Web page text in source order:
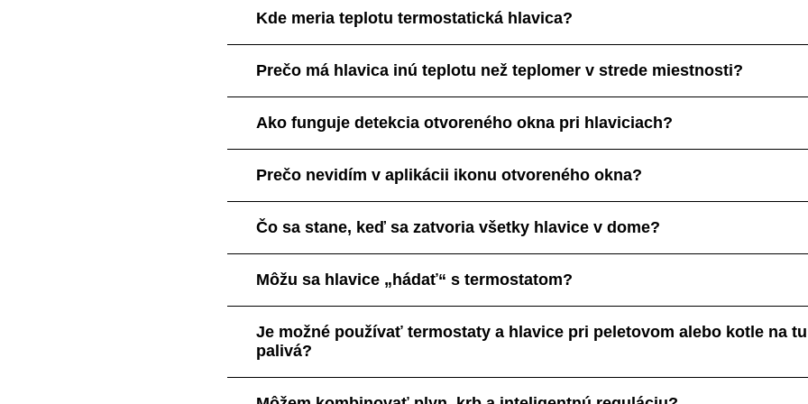
Kde meria teplotu termostatická hlavica?
Prečo má hlavica inú teplotu než teplomer v strede miestnosti?
Ako funguje detekcia otvoreného okna pri hlaviciach?
Prečo nevidím v aplikácii ikonu otvoreného okna?
Čo sa stane, keď sa zatvoria všetky hlavice v dome?
Môžu sa hlavice „hádať“ s termostatom?
Je možné používať termostaty a hlavice pri peletovom alebo kotle na
palivá?